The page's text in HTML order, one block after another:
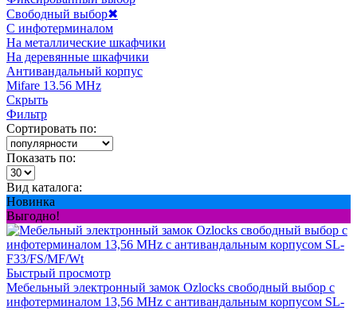
Свободный выбор✖
С инфотерминалом
На металлические шкафчики
На деревянные шкафчики
Антивандальный корпус
Mifare 13.56 MHz
Скрыть
Фильтр
Сортировать по:
Показать по:
Вид каталога:
Новинка
Выгодно!
Быстрый просмотр
Мебельный электронный замок Ozlocks свободный выбор с
инфотерминалом 13,56 MHz с антивандальным корпусом SL-